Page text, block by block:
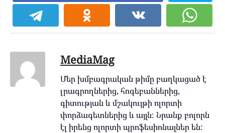
MediaMag
Մեր խմբագրական թիմը բաղկացած է
լրագրողներից, հոգեբաններից,
գիտության և մշակույթի ոլորտի
փորձագետներից և այլն: Նրանք բոլորն
էլ իրենց ոլորտի պրոֆեսիոնալներ են: